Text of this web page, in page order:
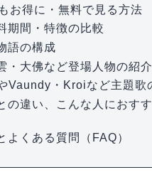
お得に・無料で見る方法
期間・特徴の比較
語の構成
・大佛など登場人物の紹介
Vaundy・Kroiなど主題歌
の違い、こんな人におす
くある質問（FAQ）